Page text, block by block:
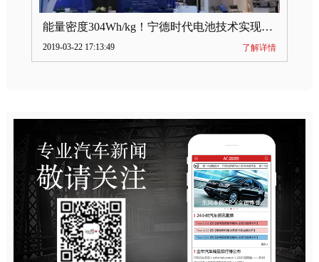
能量密度304Wh/kg！宁德时代电池技术实现突破
2019-03-22 17:13:49 了解详情